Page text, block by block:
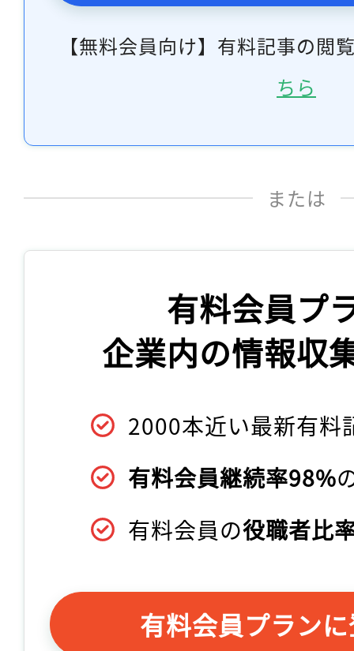
【無料会員向け】有料記事の閲
ちら
または
有料会員プ
企業内の情報収
2000本近い最新有料
有料会員継続率98%
有料会員の役職者比
有料会員プラン